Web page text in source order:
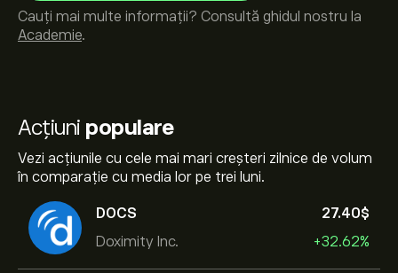
Acțiuni populare
Vezi acțiunile cu cele mai mari creșteri zilnice de volum
în comparație cu media lor pe trei luni.
DOCS
Doximity Inc.
27.40‎$‎
+32.62%
Cauți mai multe informații? Consultă ghidul nostru la
Academie.